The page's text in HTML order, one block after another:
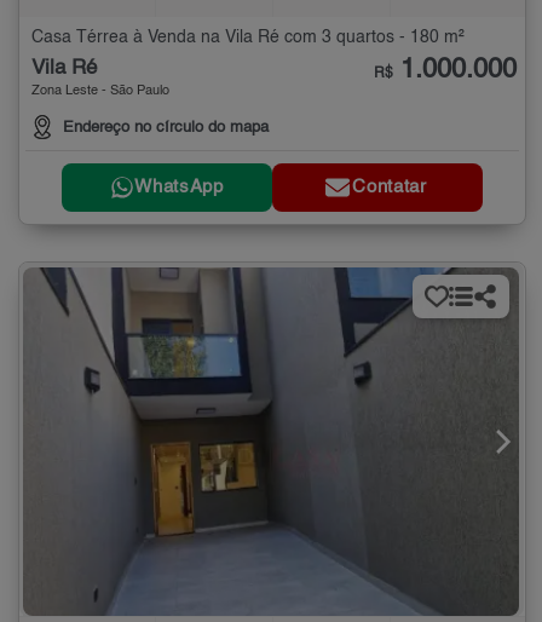
Casa Térrea à Venda na Vila Ré com 3 quartos - 180 m²
Vila Ré
Zona Leste - São Paulo
Endereço no círculo do mapa
R$ 1.000.000
WhatsApp Contatar